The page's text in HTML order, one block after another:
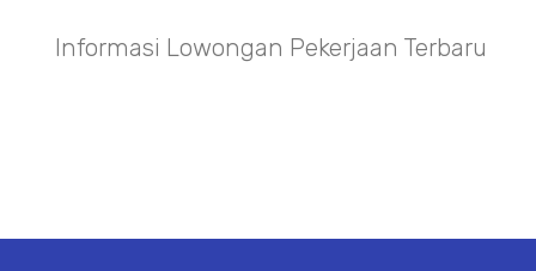
Informasi Lowongan Pekerjaan Terbaru